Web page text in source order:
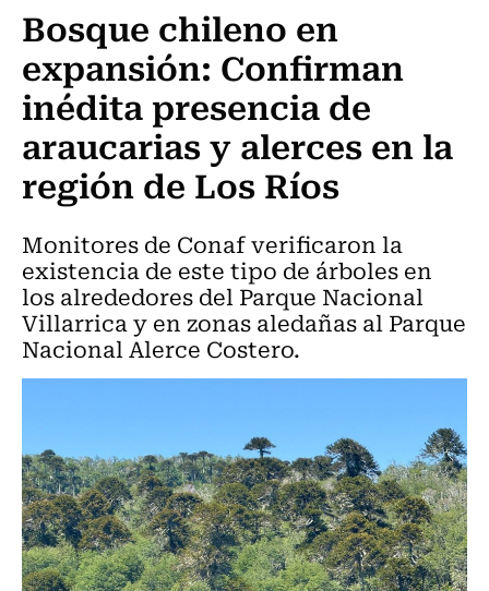
Bosque chileno en
expansión: Confirman
inédita presencia de
araucarias y alerces en la
región de Los Ríos
Monitores de Conaf verificaron la
existencia de este tipo de árboles en
los alrededores del Parque Nacional
Villarrica y en zonas aledañas al Parque
Nacional Alerce Costero.